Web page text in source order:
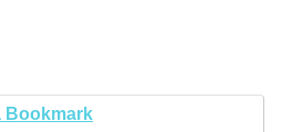
Bookmark